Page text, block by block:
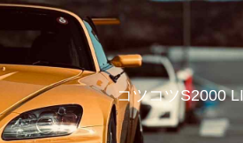
コツコツS2000